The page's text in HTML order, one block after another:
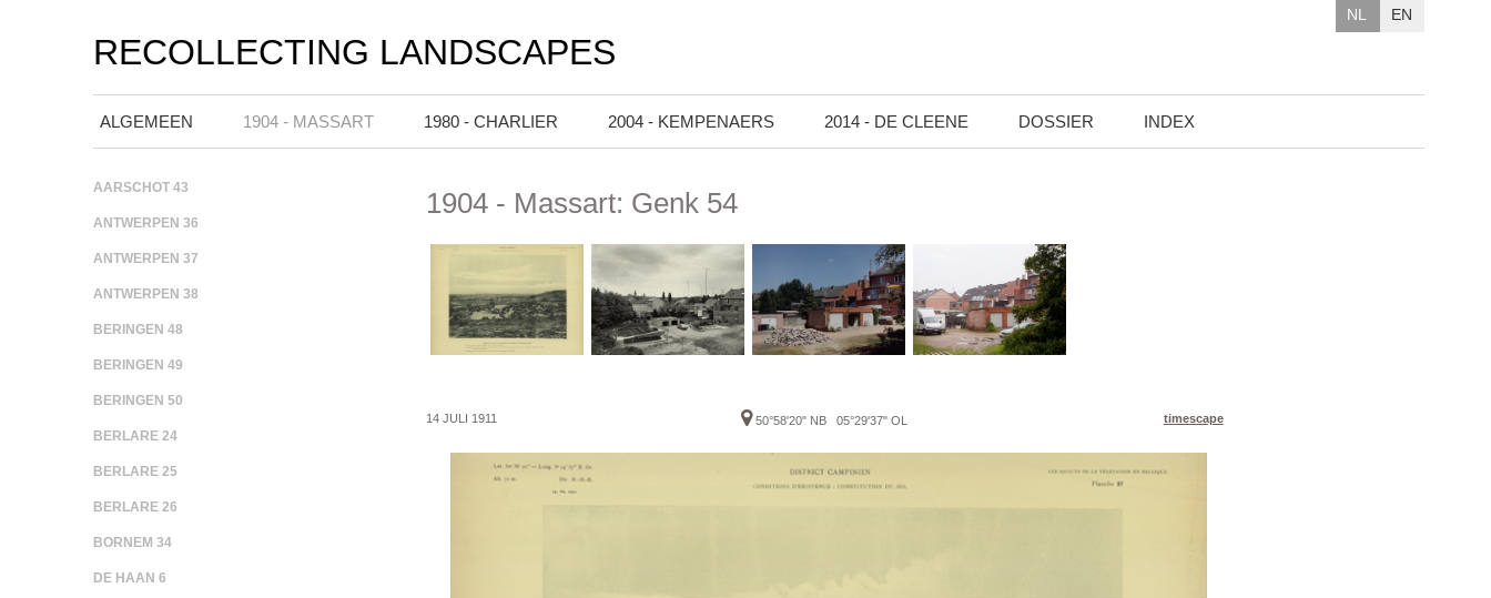
EN
NL
RECOLLECTING LANDSCAPES
ALGEMEEN 1904 - MASSART 1980 - CHARLIER 2004 - KEMPENAERS 2014 - DE CLEENE DOSSIER INDEX
AARSCHOT 43
ANTWERPEN 36
ANTWERPEN 37
ANTWERPEN 38
BERINGEN 48
BERINGEN 49
BERINGEN 50
BERLARE 24
BERLARE 25
BERLARE 26
BORNEM 34
DE HAAN 6
1904 - Massart: Genk 54
14 JULI 1911 50°58'20" NB 05°29'37" OL timescape